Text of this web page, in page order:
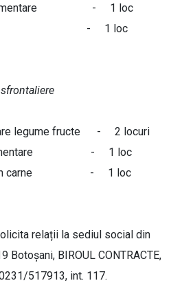
alimentare - 1 loc
- 1 loc
legume fructe - 2 locuri
alimentare - 1 loc
din carne - 1 loc
relații la sediul social din
Botoșani, BIROUL CONTRACTE,
517913, int. 117.